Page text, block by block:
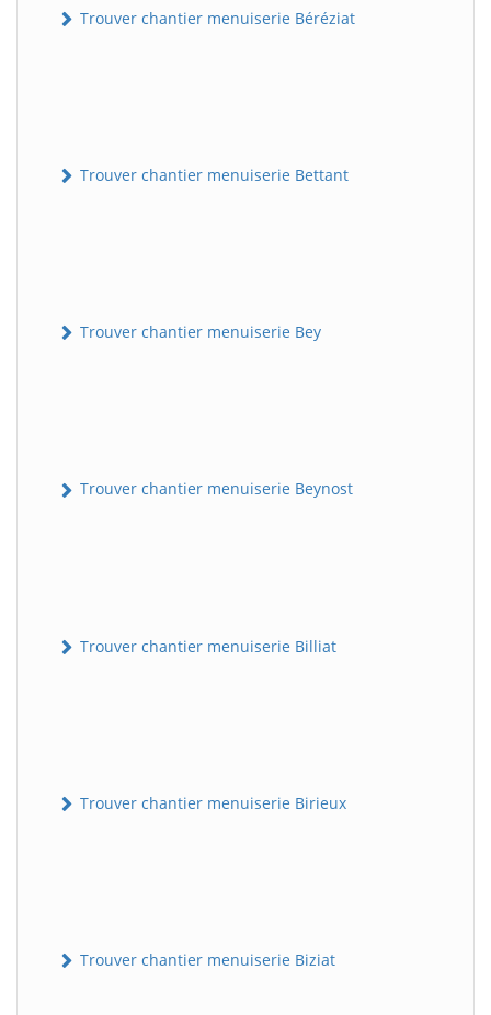
Trouver chantier menuiserie Béréziat
Trouver chantier menuiserie Bettant
Trouver chantier menuiserie Bey
Trouver chantier menuiserie Beynost
Trouver chantier menuiserie Billiat
Trouver chantier menuiserie Birieux
Trouver chantier menuiserie Biziat